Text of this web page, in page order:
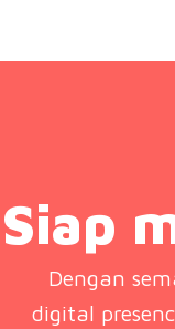
Siap
Dengan
digital